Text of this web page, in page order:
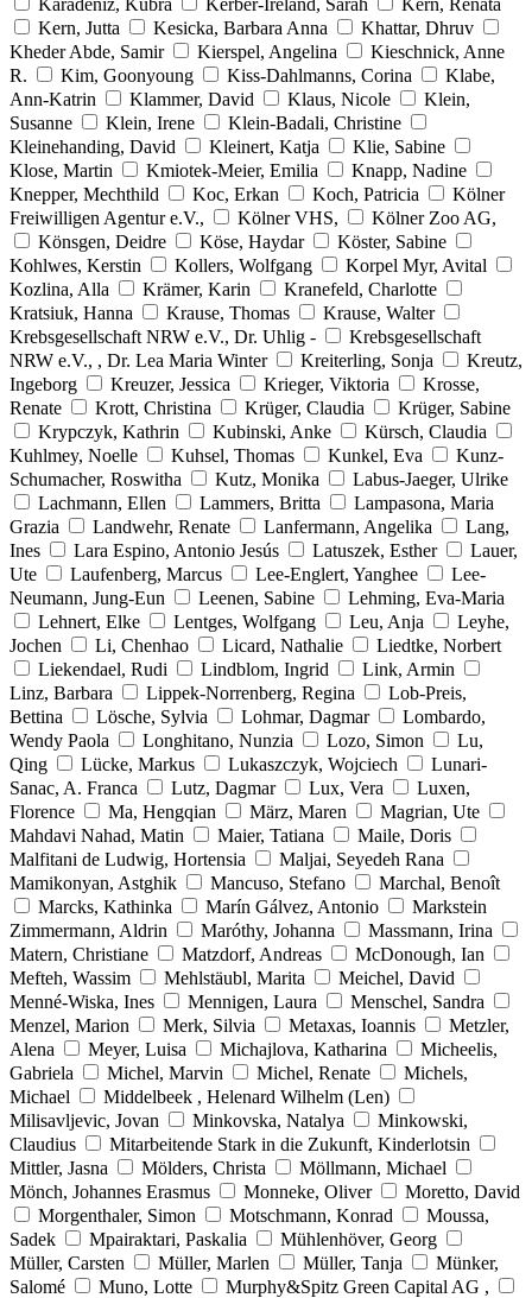
Kern, Jutta
Kesicka, Barbara Anna
Khattar, Dhruv
Kheder Abde, Samir
Kierspel, Angelina
Kieschnick, Anne
R.
Kim, Goonyoung Kiss-Dahlmanns, Corina
Klabe,
Ann-Katrin
Klammer, David Klaus, Nicole
Klein,
Susanne
Klein, Irene
Klein-Badali, Christine
Kleinehanding, David
Kleinert, Katja
Klie, Sabine
Klose, Martin
Kmiotek-Meier, Emilia
Knapp, Nadine
Knepper, Mechthild
Koc, Erkan Koch, Patricia
Kölner
Freiwilligen Agentur e.V.,
Kölner VHS,
Kölner Zoo AG,
Könsgen, Deidre
Köse, Haydar
Köster, Sabine
Kohlwes, Kerstin
Kollers, Wolfgang
Korpel Myr, Avital
Kozlina, Alla
Krämer, Karin
Kranefeld, Charlotte
Kratsiuk, Hanna
Krause, Thomas
Krause, Walter
Krebsgesellschaft NRW e.V., Dr. Uhlig -
Krebsgesellschaft
NRW e.V., , Dr. Lea Maria Winter
Kreiterling, Sonja
Kreutz,
Ingeborg
Kreuzer, Jessica Krieger, Viktoria
Krosse,
Renate
Krott, Christina Krüger, Claudia
Krüger, Sabine
Krypczyk, Kathrin
Kubinski, Anke
Kürsch, Claudia
Kuhlmey, Noelle
Kuhsel, Thomas Kunkel, Eva
Kunz-
Schumacher, Roswitha
Kutz, Monika
Labus-Jaeger, Ulrike
Lachmann, Ellen
Lammers, Britta
Lampasona, Maria
Grazia
Landwehr, Renate Lanfermann, Angelika
Lang,
Ines
Lara Espino, Antonio Jesús Latuszek, Esther
Lauer,
Ute
Laufenberg, Marcus Lee-Englert, Yanghee
Lee-
Neumann, Jung-Eun
Leenen, Sabine
Lehming, Eva-Maria
Lehnert, Elke
Lentges, Wolfgang Leu, Anja
Leyhe,
Jochen
Li, Chenhao Licard, Nathalie
Liedtke, Norbert
Liekendael, Rudi
Lindblom, Ingrid
Link, Armin
Linz, Barbara
Lippek-Norrenberg, Regina
Lob-Preis,
Bettina
Lösche, Sylvia Lohmar, Dagmar
Lombardo,
Wendy Paola
Longhitano, Nunzia Lozo, Simon
Lu,
Qing
Lücke, Markus Lukaszczyk, Wojciech
Lunari-
Sanac, A. Franca
Lutz, Dagmar Lux, Vera
Luxen,
Florence
Ma, Hengqian März, Maren
Magrian, Ute
Mahdavi Nahad, Matin
Maier, Tatiana
Maile, Doris
Malfitani de Ludwig, Hortensia
Maljai, Seyedeh Rana
Mamikonyan, Astghik
Mancuso, Stefano
Marchal, Benoît
Marcks, Kathinka
Marín Gálvez, Antonio
Markstein
Zimmermann, Aldrin
Maróthy, Johanna
Massmann, Irina
Matern, Christiane
Matzdorf, Andreas
McDonough, Ian
Mefteh, Wassim
Mehlstäubl, Marita
Meichel, David
Menné-Wiska, Ines
Mennigen, Laura
Menschel, Sandra
Menzel, Marion
Merk, Silvia Metaxas, Ioannis
Metzler,
Alena
Meyer, Luisa Michajlova, Katharina
Micheelis,
Gabriela
Michel, Marvin Michel, Renate
Michels,
Michael
Middelbeek , Helenard Wilhelm (Len)
Milisavljevic, Jovan
Minkovska, Natalya
Minkowski,
Claudius
Mitarbeitende Stark in die Zukunft, Kinderlotsin
Mittler, Jasna
Mölders, Christa
Möllmann, Michael
Mönch, Johannes Erasmus
Monneke, Oliver
Moretto, David
Morgenthaler, Simon
Motschmann, Konrad
Moussa,
Sadek
Mpairaktari, Paskalia
Mühlenhöver, Georg
Müller, Carsten
Müller, Marlen Müller, Tanja
Münker,
Salomé
Muno, Lotte
Murphy&Spitz Green Capital AG ,